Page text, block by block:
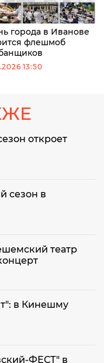
города в Иванове
флешмоб
13:50
откроет
сезон в
театр
в Кинешму
ФЕСТ" в